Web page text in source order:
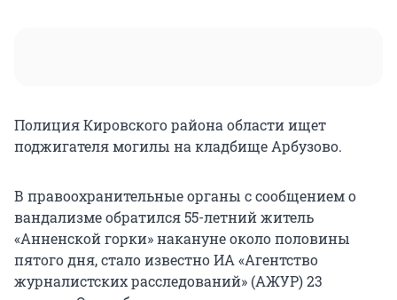
Полиция Кировского района области ищет
поджигателя могилы на кладбище Арбузово.
В правоохранительные органы с сообщением о
вандализме обратился 55-летний житель
«Анненской горки» накануне около половины
пятого дня, стало известно ИА «Агентство
журналистских расследований» (АЖУР) 23